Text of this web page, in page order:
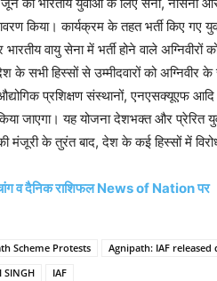
किया। कार्यक्रम के तहत भर्ती किए गए
वायु सेना में भर्ती होने वाले
के सभी हिस्सों से उम्मीदवारों को
प्रशिक्षण संस्थानों, एनएसक्यूएफ
किया जाएगा। यह योजना देशभक्त और
मंजूरी के तुरंत बाद, देश के कई हिस्सों में
व दैनिक राशिफल News of Nation पर
Scheme Protests
Agnipath: IAF
SINGH
IAF